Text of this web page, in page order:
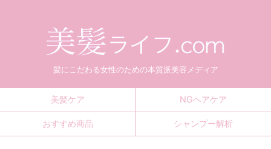
髪にこだわる女性のための本質派美容メディア
美髪ケア NGヘアケア
おすすめ商品 シャンプー解析